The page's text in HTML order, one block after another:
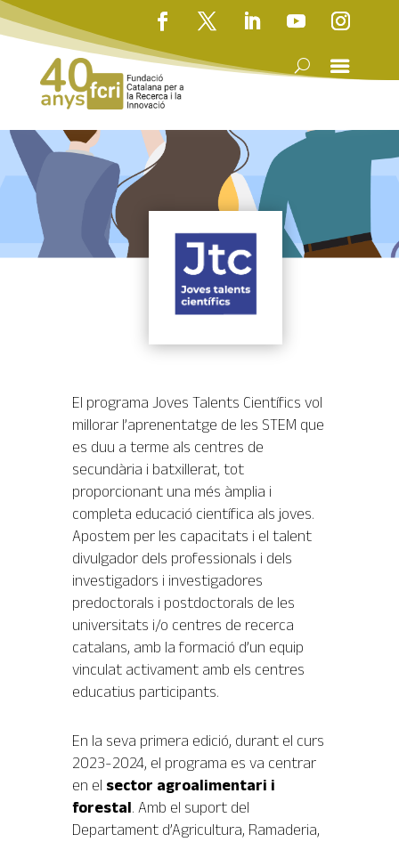
El programa Joves Talents Científics vol
millorar l’aprenentatge de les STEM que
es duu a terme als centres de
secundària i batxillerat, tot
proporcionant una més àmplia i
completa educació científica als joves.
Apostem per les capacitats i el talent
divulgador dels professionals i dels
investigadors i investigadores
predoctorals i postdoctorals de les
universitats i/o centres de recerca
catalans, amb la formació d’un equip
vinculat activament amb els centres
educatius participants.
En la seva primera edició, durant el curs
2023-2024, el programa es va centrar
en el sector agroalimentari i
forestal. Amb el suport del
Departament d’Agricultura, Ramaderia,